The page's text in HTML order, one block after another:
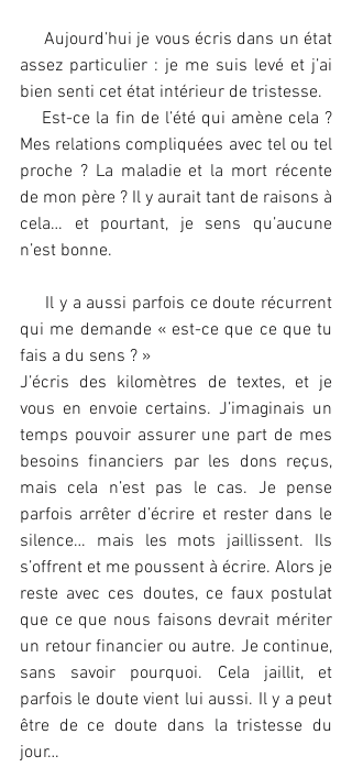
assez particulier : je me suis levé et j’ai
bien senti cet état intérieur de tristesse.
Mes relations compliquées avec tel ou tel
proche ? La maladie et la mort récente
de mon père ? Il y aurait tant de raisons à
cela… et pourtant, je sens qu’aucune
n’est bonne.
qui me demande « est-ce que ce que tu
fais a du sens ? »
J’écris des kilomètres de textes, et je
vous en envoie certains. J’imaginais un
temps pouvoir assurer une part de mes
besoins financiers par les dons reçus,
mais cela n’est pas le cas. Je pense
parfois arrêter d’écrire et rester dans le
silence… mais les mots jaillissent. Ils
s’offrent et me poussent à écrire. Alors je
reste avec ces doutes, ce faux postulat
que ce que nous faisons devrait mériter
un retour financier ou autre. Je continue,
sans savoir pourquoi. Cela jaillit, et
parfois le doute vient lui aussi. Il y a peut
être de ce doute dans la tristesse du
jour…